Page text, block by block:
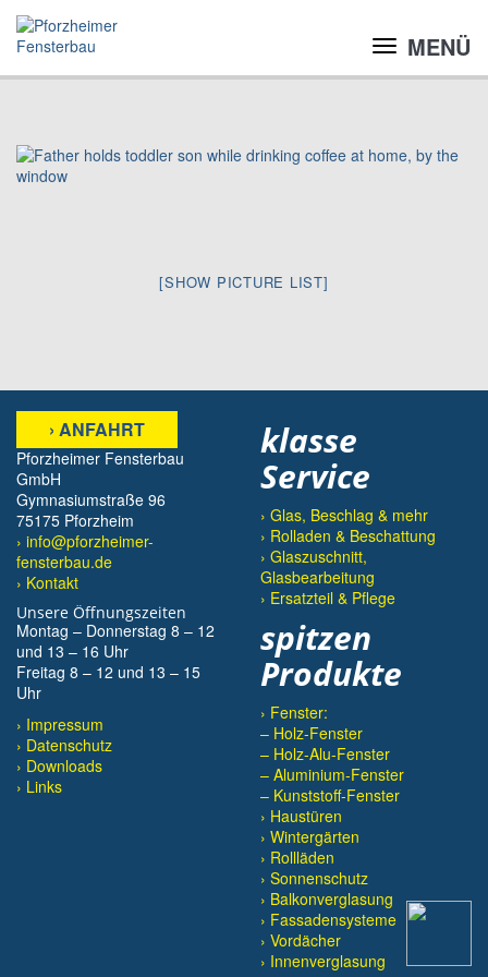
MENÜ
[SHOW PICTURE LIST]
› ANFAHRT
Pforzheimer Fensterbau
GmbH
Gymnasiumstraße 96
75175 Pforzheim
› info@pforzheimer-
fensterbau.de
› Kontakt
Unsere Öffnungszeiten
Montag – Donnerstag 8 – 12
und 13 – 16 Uhr
Freitag 8 – 12 und 13 – 15
Uhr
Impressum
Datenschutz
Downloads
Links
klasse
Service
› Glas, Beschlag & mehr
› Rolladen & Beschattung
› Glaszuschnitt,
Glasbearbeitung
› Ersatzteil & Pflege
spitzen
Produkte
› Fenster:
– Holz-Fenster
– Holz-Alu-Fenster
– Aluminium-Fenster
– Kunststoff-Fenster
› Haustüren
› Wintergärten
› Rollläden
› Sonnenschutz
› Balkonverglasung
› Fassadensysteme
› Vordächer
› Innenverglasung